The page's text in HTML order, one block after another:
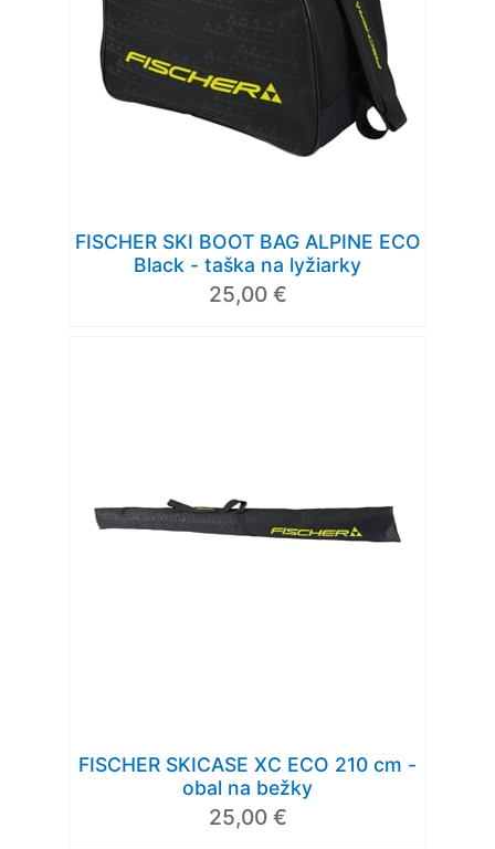
FISCHER SKI BOOT BAG ALPINE ECO
Black - taška na lyžiarky
25,00 €
FISCHER SKICASE XC ECO 210 cm -
obal na bežky
25,00 €